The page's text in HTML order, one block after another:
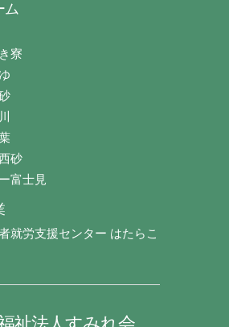
ム
寮
砂
富士見
就労支援センター はたらこ